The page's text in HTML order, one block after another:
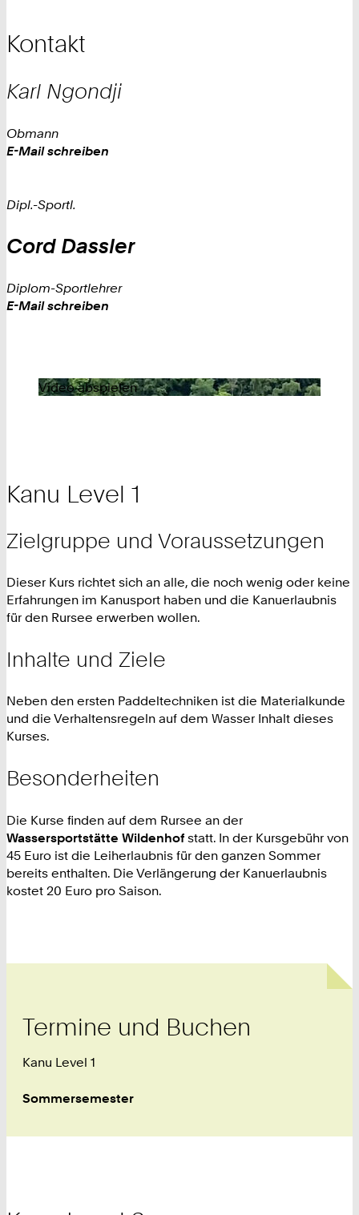
Kontakt
Karl Ngondji
Obmann
Work
E-Mail schreiben
Dipl.-Sportl.
Cord Dassler
Diplom-Sportlehrer
Work
E-Mail schreiben
Video abspielen
Kanu Level 1
Zielgruppe und Voraussetzungen
Dieser Kurs richtet sich an alle, die noch wenig oder keine
Erfahrungen im Kanusport haben und die Kanuerlaubnis
für den Rursee erwerben wollen.
Inhalte und Ziele
Neben den ersten Paddeltechniken ist die Materialkunde
und die Verhaltensregeln auf dem Wasser Inhalt dieses
Kurses.
Besonderheiten
Die Kurse finden auf dem Rursee an der
Wassersportstätte Wildenhof statt. In der Kursgebühr von
45 Euro ist die Leiherlaubnis für den ganzen Sommer
bereits enthalten. Die Verlängerung der Kanuerlaubnis
kostet 20 Euro pro Saison.
Termine und Buchen
Kanu Level 1
Sommersemester